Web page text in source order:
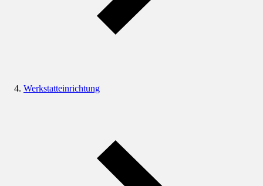
Werkstatteinrichtung